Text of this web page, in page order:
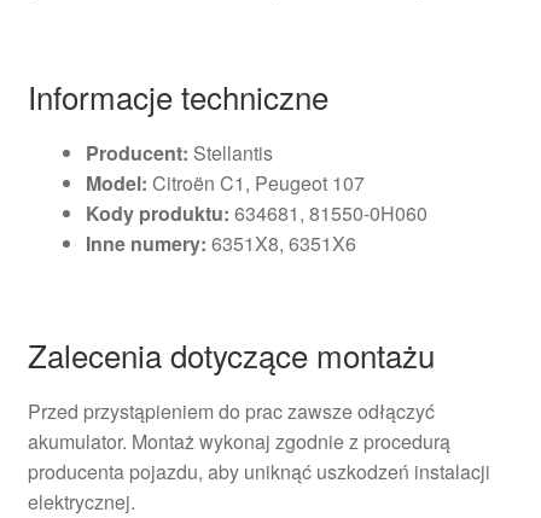
Informacje techniczne
Producent: Stellantis
Model: Citroën C1, Peugeot 107
Kody produktu: 634681, 81550-0H060
Inne numery: 6351X8, 6351X6
Zalecenia dotyczące montażu
Przed przystąpieniem do prac zawsze odłączyć
akumulator. Montaż wykonaj zgodnie z procedurą
producenta pojazdu, aby uniknąć uszkodzeń instalacji
elektrycznej.